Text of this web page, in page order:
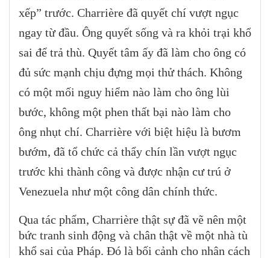
xếp” trước. Charrière đã quyết chí vượt ngục
ngay từ đầu. Ông quyết sống và ra khỏi trại khổ
sai để trả thù. Quyết tâm ấy đã làm cho ông có
đủ sức mạnh chịu đựng mọi thử thách. Không
có một mối nguy hiểm nào làm cho ông lùi
bước, không một phen thất bại nào làm cho
ông nhụt chí. Charrière với biệt hiệu là bươm
bướm, đã tổ chức cả thẩy chín lần vượt ngục
trước khi thành công và được nhận cư trú ở
Venezuela như một công dân chính thức.
Qua tác phẩm, Charrière thật sự đã vẽ nên một
bức tranh sinh động và chân thật về một nhà tù
khổ sai của Pháp. Đó là bối cảnh cho nhân cách